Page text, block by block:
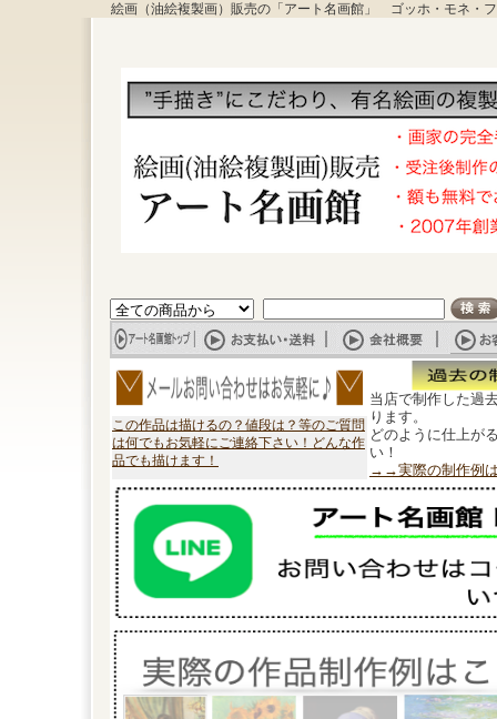
絵画（油絵複製画）販売の「アート名画館」 ゴッホ・モネ・
この作品は描けるの？値段は？等のご質問
は何でもお気軽にご連絡下さい！どんな作
品でも描けます！
当店で制作した過
ります。
どのように仕上が
い！
→→実際の制作例